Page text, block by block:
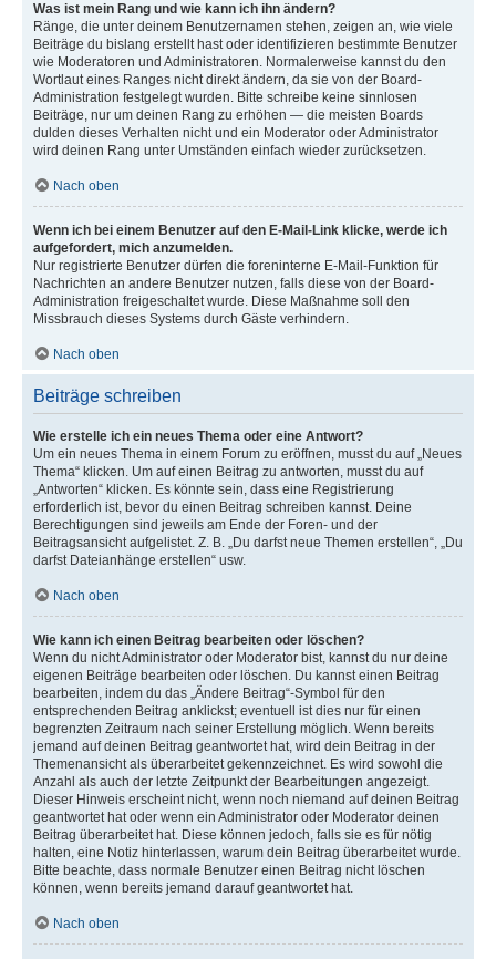
Was ist mein Rang und wie kann ich ihn ändern?
Ränge, die unter deinem Benutzernamen stehen, zeigen an, wie viele
Beiträge du bislang erstellt hast oder identifizieren bestimmte Benutzer
wie Moderatoren und Administratoren. Normalerweise kannst du den
Wortlaut eines Ranges nicht direkt ändern, da sie von der Board-
Administration festgelegt wurden. Bitte schreibe keine sinnlosen
Beiträge, nur um deinen Rang zu erhöhen — die meisten Boards
dulden dieses Verhalten nicht und ein Moderator oder Administrator
wird deinen Rang unter Umständen einfach wieder zurücksetzen.
Nach oben
Wenn ich bei einem Benutzer auf den E-Mail-Link klicke, werde ich
aufgefordert, mich anzumelden.
Nur registrierte Benutzer dürfen die foreninterne E-Mail-Funktion für
Nachrichten an andere Benutzer nutzen, falls diese von der Board-
Administration freigeschaltet wurde. Diese Maßnahme soll den
Missbrauch dieses Systems durch Gäste verhindern.
Nach oben
Beiträge schreiben
Wie erstelle ich ein neues Thema oder eine Antwort?
Um ein neues Thema in einem Forum zu eröffnen, musst du auf „Neues
Thema“ klicken. Um auf einen Beitrag zu antworten, musst du auf
„Antworten“ klicken. Es könnte sein, dass eine Registrierung
erforderlich ist, bevor du einen Beitrag schreiben kannst. Deine
Berechtigungen sind jeweils am Ende der Foren- und der
Beitragsansicht aufgelistet. Z. B. „Du darfst neue Themen erstellen“, „Du
darfst Dateianhänge erstellen“ usw.
Nach oben
Wie kann ich einen Beitrag bearbeiten oder löschen?
Wenn du nicht Administrator oder Moderator bist, kannst du nur deine
eigenen Beiträge bearbeiten oder löschen. Du kannst einen Beitrag
bearbeiten, indem du das „Ändere Beitrag“-Symbol für den
entsprechenden Beitrag anklickst; eventuell ist dies nur für einen
begrenzten Zeitraum nach seiner Erstellung möglich. Wenn bereits
jemand auf deinen Beitrag geantwortet hat, wird dein Beitrag in der
Themenansicht als überarbeitet gekennzeichnet. Es wird sowohl die
Anzahl als auch der letzte Zeitpunkt der Bearbeitungen angezeigt.
Dieser Hinweis erscheint nicht, wenn noch niemand auf deinen Beitrag
geantwortet hat oder wenn ein Administrator oder Moderator deinen
Beitrag überarbeitet hat. Diese können jedoch, falls sie es für nötig
halten, eine Notiz hinterlassen, warum dein Beitrag überarbeitet wurde.
Bitte beachte, dass normale Benutzer einen Beitrag nicht löschen
können, wenn bereits jemand darauf geantwortet hat.
Nach oben